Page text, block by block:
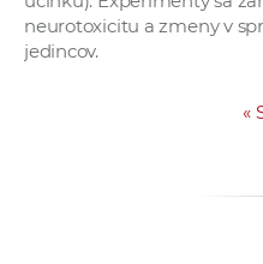
neurotoxicitu a zmeny v
jedincov.
«